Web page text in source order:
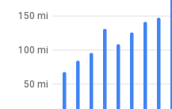
50 mi
100 mi
150 mi